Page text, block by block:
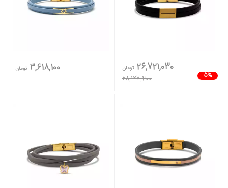
5%
26,721,030 تومان
28,127,400
3,618,100 تومان